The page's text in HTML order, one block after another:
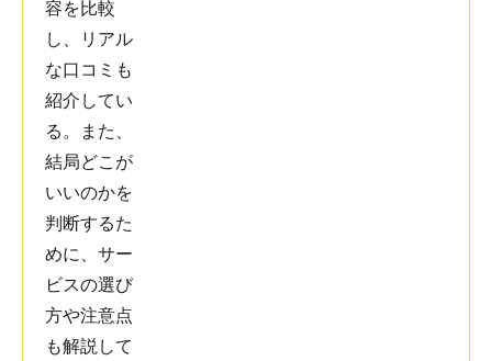
毎月定額で車に乗れるため、急な出費を気にせず利用でき
る点が大きな魅力です。税金や車検費用も含まれているの
で、維持費の管理がしやすく、家計の見通しが立てやすく
なりました。初めて車を持つ方や、まとまった資金を用意
するのが難しい方には特におすすめできるサービスだと感
じました。
走行距離制限があり、長距離移動が多い自分にはやや不便
に感じました。 途中解約が基本できず、転勤などライフス
タイルの変化に対応しづらい点も注意が必要です。 契約満
了後も車が自分のものにならないため、長く乗り続けたい
人には向かないと感じました。